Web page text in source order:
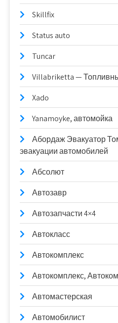
Skillfix
Status auto
Tuncar
Villabriketta —
Xado
Yanamoyke, автомойка
Абордаж Эвакуатор
эвакуации автомобилей
Абсолют
Автозавр
Автозапчасти 4×4
Автокласс
Автокомплекс
Автокомплекс,
Автомастерская
Автомобилист